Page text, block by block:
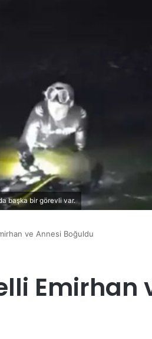
başka bir görevli var.
ve Annesi Boğuldu
Emirhan